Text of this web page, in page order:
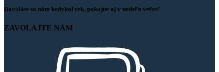
Dovoláte sa nám kedykoľvek, pokojne aj v nedeľu večer!
ZAVOLAJTE NÁM